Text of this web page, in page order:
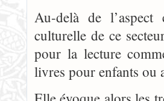
Au-delà de l’aspect
culturelle de ce
pour la lecture
livres pour enfants ou